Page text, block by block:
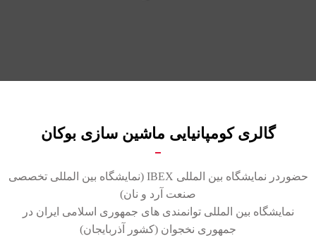
گالری کومپانیایی ماشین سازی بوکان
حضوردر نمایشگاه بین المللی IBEX (نمایشگاه بین المللی تخصصی
صنعت آرد و نان)
نمایشگاه بین المللی توانمندی های جمهوری اسلامی ایران در
جمهوری نخجوان (کشور آذربایجان)